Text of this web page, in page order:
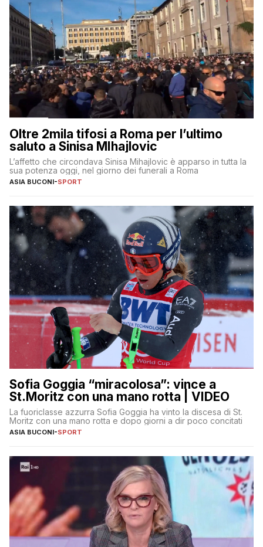
Oltre 2mila tifosi a Roma per l’ultimo
saluto a Sinisa MIhajlovic
L’affetto che circondava Sinisa Mihajlovic è apparso in tutta la
sua potenza oggi, nel giorno dei funerali a Roma
ASIA BUCONI-SPORT
Sofia Goggia “miracolosa”: vince a
St.Moritz con una mano rotta | VIDEO
La fuoriclasse azzurra Sofia Goggia ha vinto la discesa di St.
Moritz con una mano rotta e dopo giorni a dir poco concitati
ASIA BUCONI-SPORT